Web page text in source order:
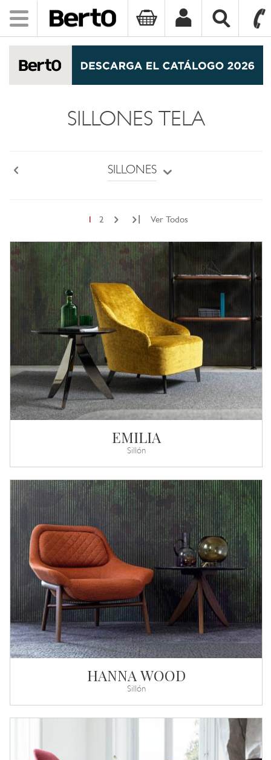
Toggle
navigation
SILLONES TELA
SILLONES
2 Ver Todos
EMILIA
Sillón
HANNA WOOD
Sillón